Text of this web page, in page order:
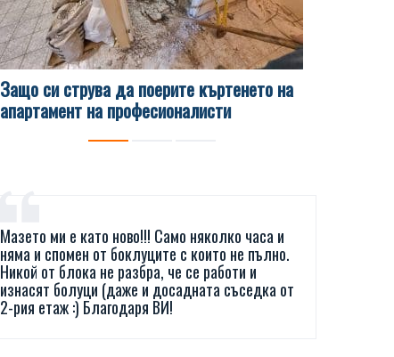
Защо си струва да поерите къртенето на
апартамент на професионалисти
Мазето ми е като ново!!! Само няколко часа и
няма и спомен от боклуците с които не пълно.
Никой от блока не разбра, че се работи и
изнасят болуци (даже и досадната съседка от
2-рия етаж :) Благодаря ВИ!